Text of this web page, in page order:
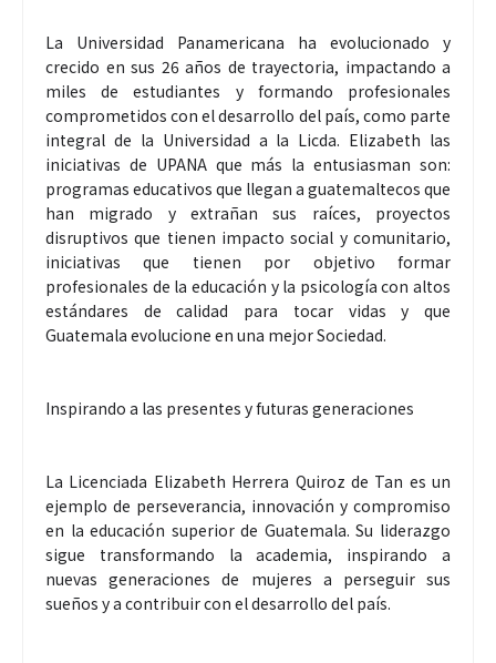
La Universidad Panamericana ha evolucionado y
crecido en sus 26 años de trayectoria, impactando a
miles de estudiantes y formando profesionales
comprometidos con el desarrollo del país, como parte
integral de la Universidad a la Licda. Elizabeth las
iniciativas de UPANA que más la entusiasman son:
programas educativos que llegan a guatemaltecos que
han migrado y extrañan sus raíces, proyectos
disruptivos que tienen impacto social y comunitario,
iniciativas que tienen por objetivo formar
profesionales de la educación y la psicología con altos
estándares de calidad para tocar vidas y que
Guatemala evolucione en una mejor Sociedad.
Inspirando a las presentes y futuras generaciones
La Licenciada Elizabeth Herrera Quiroz de Tan es un
ejemplo de perseverancia, innovación y compromiso
en la educación superior de Guatemala. Su liderazgo
sigue transformando la academia, inspirando a
nuevas generaciones de mujeres a perseguir sus
sueños y a contribuir con el desarrollo del país.